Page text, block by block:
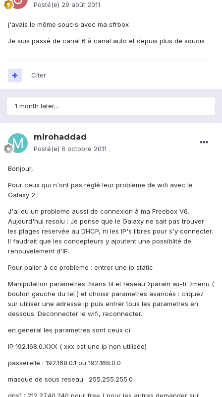
Posté(e) 29 août 2011
j'avais le même soucis avec ma sfrbox
Je suis passé de canal 6 à canal auto et depuis plus de soucis
Citer
1 month later...
mirohaddad
Posté(e) 6 octobre 2011
Bonjour,
Pour ceux qui n'ont pas réglé leur probleme de wifi avec le
Galaxy 2 :
J'ai eu un probleme aussi de connexion à ma Freebox V6.
Aujourd'hui resolu : Je pense que le Galaxy ne sait pas trouver
les plages reservée au DHCP, ni les IP's libres pour s'y connecter.
Il faudrait que les concepteurs y ajoutent une possiblité de
renouvelement d'IP.
Pour palier à ce probleme : entrer une ip static
Manipulation parametres->sans fil et reseau->param wi-fi->menu (
bouton gauche du tel ) et choisir parametres avancés : cliquez
sur utiliser une adresse ip puis entrer tous les parametres en
dessous. Deconnecter le wifi, reconnecter.
en general les parametres sont ceux ci
IP 192.168.0.XXX ( xxx est une ip non utilisée)
passerelle : 192.168.0.1 ou 192.168.0.0
masque de sous reseau : 255.255.255.0